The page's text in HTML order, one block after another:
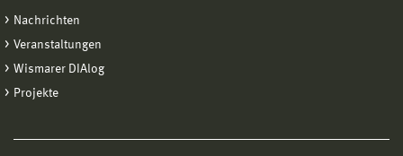
Nachrichten
Veranstaltungen
Wismarer DIAlog
Projekte